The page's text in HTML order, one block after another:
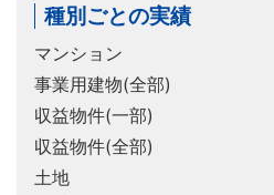
種別ごとの実績
マンション
事業用建物(全部)
収益物件(一部)
収益物件(全部)
土地